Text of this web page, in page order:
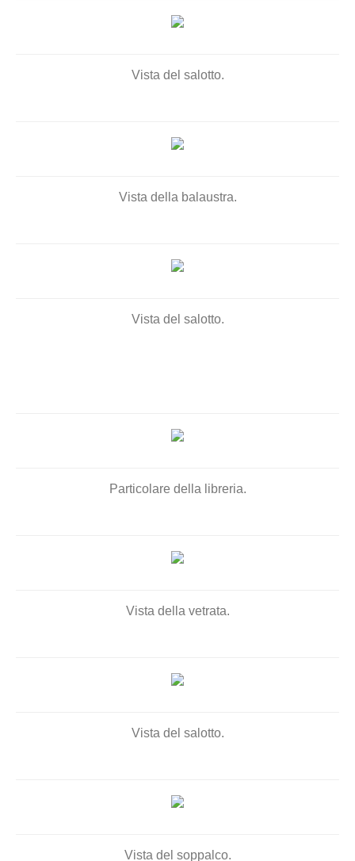
Vista del salotto.
Vista della balaustra.
Vista del salotto.
Particolare della libreria.
Vista della vetrata.
Vista del salotto.
Vista del soppalco.